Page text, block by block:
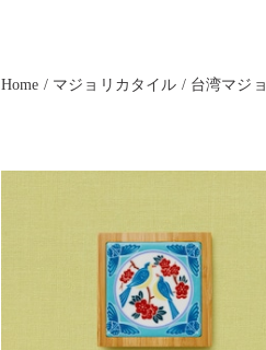
Home マジョリカタイル 台湾マジ